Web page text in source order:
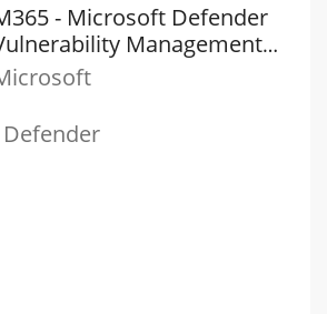
- Microsoft Defender
Management
On Server (New